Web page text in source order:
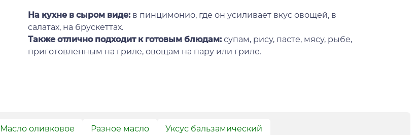
На кухне в сыром виде: в пинцимонио, где он усиливает вкус овощей, в
салатах, на брускеттах.
Также отлично подходит к готовым блюдам: супам, рису, пасте, мясу, рыбе,
приготовленным на гриле, овощам на пару или гриле.
Масло оливковое Разное масло Уксус бальзамический